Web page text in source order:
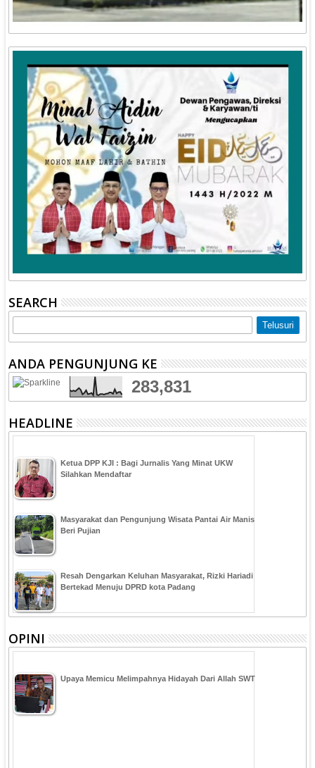
SEARCH
ANDA PENGUNJUNG KE
283,831
HEADLINE
Ketua DPP KJI : Bagi Jurnalis Yang Minat UKW
Silahkan Mendaftar
Masyarakat dan Pengunjung Wisata Pantai Air Manis
Beri Pujian
Resah Dengarkan Keluhan Masyarakat, Rizki Hariadi
Bertekad Menuju DPRD kota Padang
OPINI
Upaya Memicu Melimpahnya Hidayah Dari Allah SWT